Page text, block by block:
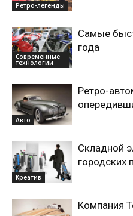
Ретро-легенды
Современные
технологии
Самые
года
Авто
Ретро-
Креатив
Складной
городских
Компания